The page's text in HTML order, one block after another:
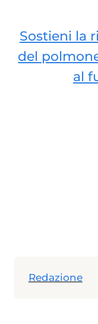
Sostieni la
del
al
Redazione